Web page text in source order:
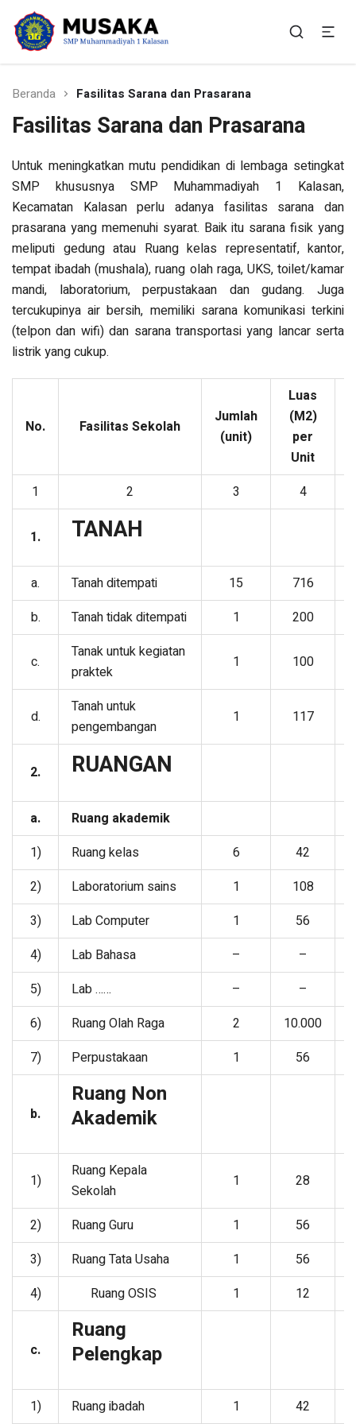
SMP Muhammadiyah 1
Kalasan
Situs Resmi SMP Muhammadiyah 1 Kalasan
Beranda Fasilitas Sarana dan Prasarana
Fasilitas Sarana dan Prasarana
Untuk meningkatkan mutu pendidikan di lembaga setingkat
SMP khususnya SMP Muhammadiyah 1 Kalasan,
Kecamatan Kalasan perlu adanya fasilitas sarana dan
prasarana yang memenuhi syarat. Baik itu sarana fisik yang
meliputi gedung atau Ruang kelas representatif, kantor,
tempat ibadah (mushala), ruang olah raga, UKS, toilet/kamar
mandi, laboratorium, perpustakaan dan gudang. Juga
tercukupinya air bersih, memiliki sarana komunikasi terkini
(telpon dan wifi) dan sarana transportasi yang lancar serta
listrik yang cukup.
No. Fasilitas Sekolah
Jumlah
(unit)
Luas
(M2)
per
Unit
1 2 3 4
1. TANAH
a. Tanah ditempati 15 716
b.
Tanah tidak ditempati 1 200
c.
Tanak untuk kegiatan
praktek
1 100
d.
Tanah untuk
pengembangan
1 117
2. RUANGAN
a.
Ruang akademik
1)
Ruang kelas 6 42
2)
Laboratorium sains 1 108
3)
Lab Computer 1 56
4)
Lab Bahasa – –
5)
Lab …… – –
6)
Ruang Olah Raga 2 10.000
7)
Perpustakaan 1 56
b.
Ruang Non
Akademik
1)
Ruang Kepala
Sekolah
1 28
2) Ruang Guru 1
56
3)
Ruang Tata Usaha 1
56
4)
Ruang OSIS 1 12
c.
Ruang
Pelengkap
1) Ruang ibadah 1 42